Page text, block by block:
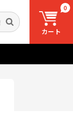
0
カート